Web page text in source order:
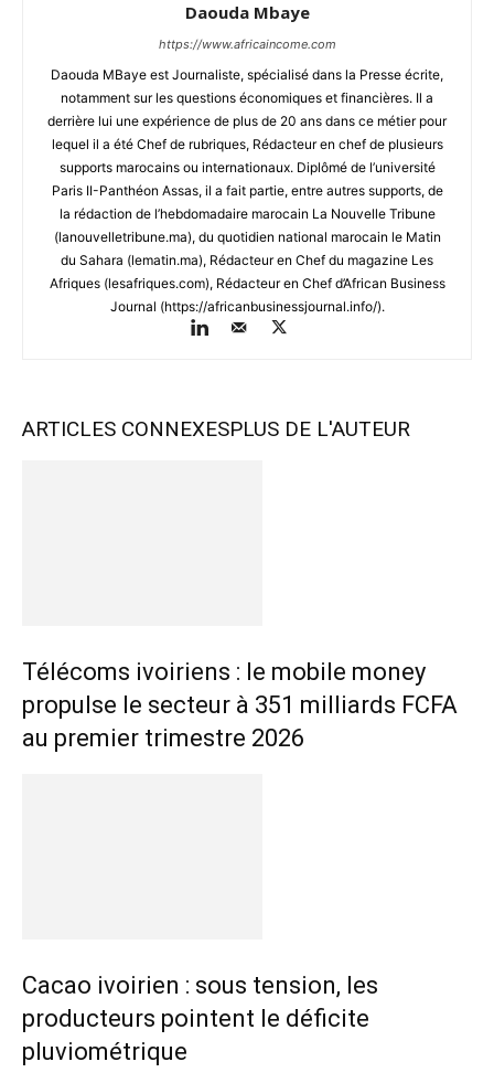
Daouda Mbaye
https://www.africaincome.com
Daouda MBaye est Journaliste, spécialisé dans la Presse écrite,
notamment sur les questions économiques et financières. Il a
derrière lui une expérience de plus de 20 ans dans ce métier pour
lequel il a été Chef de rubriques, Rédacteur en chef de plusieurs
supports marocains ou internationaux. Diplômé de l’université
Paris II-Panthéon Assas, il a fait partie, entre autres supports, de
la rédaction de l’hebdomadaire marocain La Nouvelle Tribune
(lanouvelletribune.ma), du quotidien national marocain le Matin
du Sahara (lematin.ma), Rédacteur en Chef du magazine Les
Afriques (lesafriques.com), Rédacteur en Chef d’African Business
Journal (https://africanbusinessjournal.info/).
ARTICLES CONNEXESPLUS DE L'AUTEUR
Télécoms ivoiriens : le mobile money
propulse le secteur à 351 milliards FCFA
au premier trimestre 2026
Cacao ivoirien : sous tension, les
producteurs pointent le déficite
pluviométrique